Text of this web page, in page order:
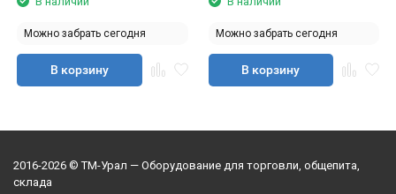
Можно забрать сегодня
В корзину
Можно забрать сегодня
В корзину
2016-2026 © ТМ-Урал — Оборудование для торговли, общепита,
склада